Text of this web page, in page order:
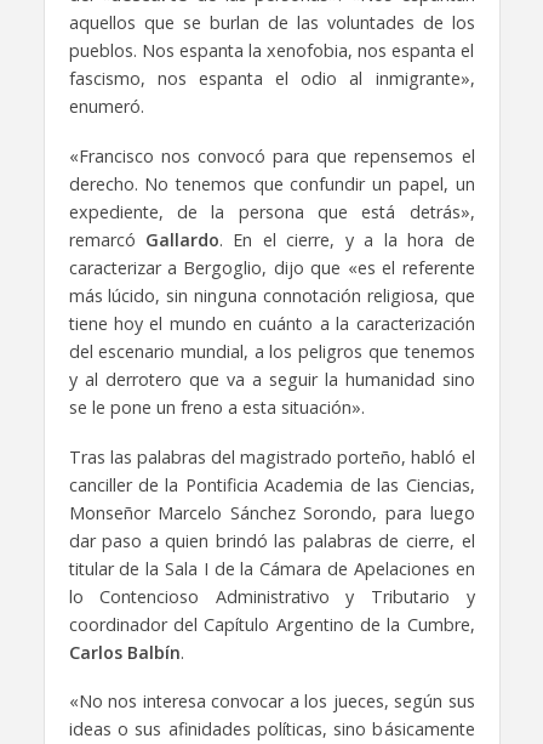
aquellos que se burlan de las voluntades de los
pueblos. Nos espanta la xenofobia, nos espanta el
fascismo, nos espanta el odio al inmigrante»,
enumeró.
«Francisco nos convocó para que repensemos el
derecho. No tenemos que confundir un papel, un
expediente, de la persona que está detrás»,
remarcó Gallardo. En el cierre, y a la hora de
caracterizar a Bergoglio, dijo que «es el referente
más lúcido, sin ninguna connotación religiosa, que
tiene hoy el mundo en cuánto a la caracterización
del escenario mundial, a los peligros que tenemos
y al derrotero que va a seguir la humanidad sino
se le pone un freno a esta situación».
Tras las palabras del magistrado porteño, habló el
canciller de la Pontificia Academia de las Ciencias,
Monseñor Marcelo Sánchez Sorondo, para luego
dar paso a quien brindó las palabras de cierre, el
titular de la Sala I de la Cámara de Apelaciones en
lo Contencioso Administrativo y Tributario y
coordinador del Capítulo Argentino de la Cumbre,
Carlos Balbín.
«No nos interesa convocar a los jueces, según sus
ideas o sus afinidades políticas, sino básicamente